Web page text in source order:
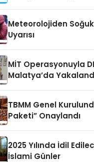
Meteorolojiden Soğuk
Uyarısı
MİT Operasyonuyla
Malatya’da
TBMM Genel
Paketi” Onaylandı
2025 Yılında İdil
İslami Günler